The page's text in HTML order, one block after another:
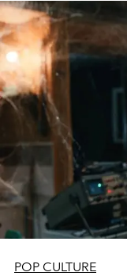
POP CULTURE